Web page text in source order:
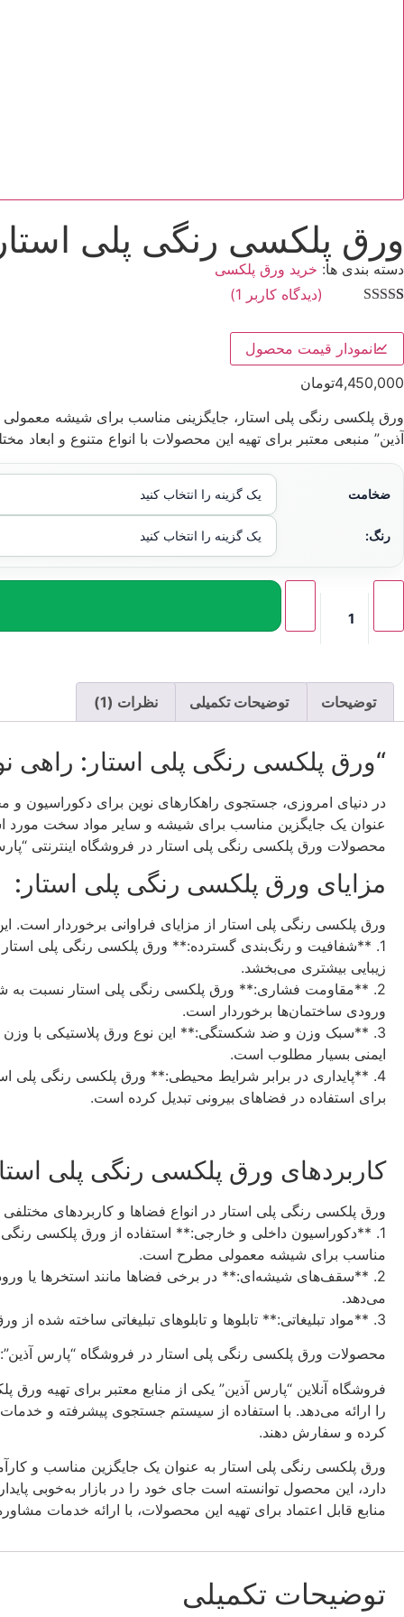
ورق پلکسی رنگی پلی استار
دسته بندی ها: خرید ورق پلکسی
از 5 امتیاز
مشتری
(دیدگاه کاربر 1
)
نمودار قیمت محصول
4,450,000تومان
ورق پلکسی رنگی پلی استار، جایگزینی مناسب برای شیشه معمولی
آذین” منبعی معتبر برای تهیه این محصولات با انواع متنوع و ابعاد
ضخامت
رنگ:
توضیحات توضیحات تکمیلی نظرات (1)
“ورق پلکسی رنگی پلی استار: راهی
در دنیای امروزی، جستجوی راهکارهای نوین برای دکوراسیون
عنوان یک جایگزین مناسب برای شیشه و سایر مواد سخت مورد
محصولات ورق پلکسی رنگی پلی استار در فروشگاه اینترنتی
مزایای ورق پلکسی رنگی پلی استار:
ورق پلکسی رنگی پلی استار از مزایای فراوانی برخوردار است. این
1. **شفافیت و رنگ‌بندی گسترده:** ورق پلکسی رنگی پلی
زیبایی بیشتری می‌بخشد.
2. **مقاومت فشاری:** ورق پلکسی رنگی پلی استار نسبت به
ورودی ساختمان‌ها برخوردار است.
3. **سبک وزن و ضد شکستگی:** این نوع ورق پلاستیکی با
ایمنی بسیار مطلوب است.
برای استفاده در فضاهای بیرونی تبدیل کرده است.
کاربردهای ورق پلکسی رنگی پلی
ورق پلکسی رنگی پلی استار در انواع فضاها و کاربردهای
1. **دکوراسیون داخلی و خارجی:** استفاده از ورق پلکسی رنگی
مناسب برای شیشه معمولی مطرح است.
2. **سقف‌های شیشه‌ای:** در برخی فضاها مانند استخرها یا
می‌دهد.
3. **مواد تبلیغاتی:** تابلوها و تابلوهای تبلیغاتی ساخته شده از ورق پلکسی رنگی پلی استار، به دلیل شفافیت و پایداری در برابر شرایط محیطی، جذابیت و دوام بیشتری دارند.
محصولات ورق پلکسی رنگی پلی استار در فروشگاه “پارس آذین”:
فروشگاه آنلاین “پارس آذین” یکی از منابع معتبر برای تهیه
را ارائه می‌دهد. با استفاده از سیستم جستجوی پیشرفته و
کرده و سفارش دهند.
ورق پلکسی رنگی پلی استار به عنوان یک جایگزین مناسب و
دارد، این محصول توانسته است جای خود را در بازار به‌خوبی
منابع قابل اعتماد برای تهیه این محصولات، با ارائه خدمات
توضیحات تکمیلی